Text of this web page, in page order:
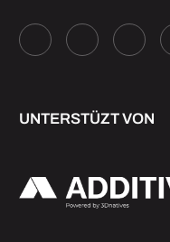
UNTERSTÜZT VON